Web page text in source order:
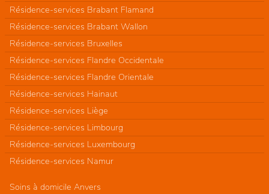
Résidence-services Brabant Flamand
Résidence-services Brabant Wallon
Résidence-services Bruxelles
Résidence-services Flandre Occidentale
Résidence-services Flandre Orientale
Résidence-services Hainaut
Résidence-services Liège
Résidence-services Limbourg
Résidence-services Luxembourg
Résidence-services Namur
Soins à domicile Anvers